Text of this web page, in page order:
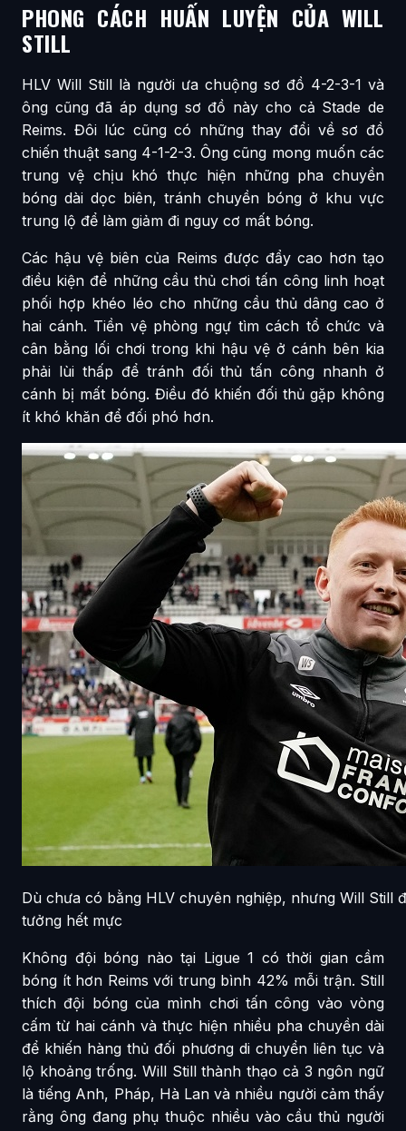
PHONG CÁCH HUẤN LUYỆN CỦA WILL
STILL
HLV Will Still là người ưa chuộng sơ đồ 4-2-3-1 và
ông cũng đã áp dụng sơ đồ này cho cả Stade de
Reims. Đôi lúc cũng có những thay đổi về sơ đồ
chiến thuật sang 4-1-2-3. Ông cũng mong muốn các
trung vệ chịu khó thực hiện những pha chuyền
bóng dài dọc biên, tránh chuyền bóng ở khu vực
trung lộ để làm giảm đi nguy cơ mất bóng.
Các hậu vệ biên của Reims được đẩy cao hơn tạo
điều kiện để những cầu thủ chơi tấn công linh hoạt
phối hợp khéo léo cho những cầu thủ dâng cao ở
hai cánh. Tiền vệ phòng ngự tìm cách tổ chức và
cân bằng lối chơi trong khi hậu vệ ở cánh bên kia
phải lùi thấp để tránh đối thủ tấn công nhanh ở
cánh bị mất bóng. Điều đó khiến đối thủ gặp không
ít khó khăn để đối phó hơn.
Dù chưa có bằng HLV chuyên nghiệp, nhưng Will Still
tưởng hết mực
Không đội bóng nào tại Ligue 1 có thời gian cầm
bóng ít hơn Reims với trung bình 42% mỗi trận. Still
thích đội bóng của mình chơi tấn công vào vòng
cấm từ hai cánh và thực hiện nhiều pha chuyền dài
để khiến hàng thủ đối phương di chuyển liên tục và
lộ khoảng trống. Will Still thành thạo cả 3 ngôn ngữ
là tiếng Anh, Pháp, Hà Lan và nhiều người cảm thấy
rằng ông đang phụ thuộc nhiều vào cầu thủ người